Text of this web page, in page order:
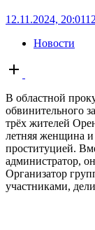
12.11.2024, 20:01
Новости
Open
post
В областной
обвинительного
трёх жителей
летняя женщина и
проституцией.
администратор,
Организатор
участниками,